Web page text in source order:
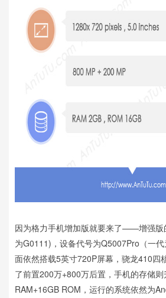
因为格力手机增加版就要来了——增强版
为G0111)，设备代号为Q5007Pro（一
面依然搭载5英寸720P屏幕，骁龙410四
了前置200万+800万后置，手机的存储
RAM+16GB ROM，运行的系统依然为